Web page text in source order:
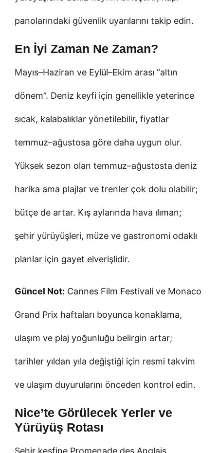
panolarındaki güvenlik uyarılarını takip edin.
En İyi Zaman Ne Zaman?
Mayıs–Haziran ve Eylül–Ekim arası “altın
dönem”. Deniz keyfi için genellikle yeterince
sıcak, kalabalıklar yönetilebilir, fiyatlar
temmuz–ağustosa göre daha uygun olur.
Yüksek sezon olan temmuz–ağustosta deniz
harika ama plajlar ve trenler çok dolu olabilir;
bütçe de artar. Kış aylarında hava ılıman;
şehir yürüyüşleri, müze ve gastronomi odaklı
planlar için gayet elverişlidir.
Güncel Not: Cannes Film Festivali ve Monaco
Grand Prix haftaları boyunca konaklama,
ulaşım ve plaj yoğunluğu belirgin artar;
tarihler yıldan yıla değiştiği için resmi takvim
ve ulaşım duyurularını önceden kontrol edin.
Nice’te Görülecek Yerler ve
Yürüyüş Rotası
Şehir keşfine Promenade des Anglais